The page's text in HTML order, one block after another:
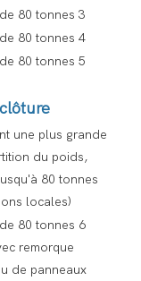
une plus grande
du poids,
80 tonnes
locales)
remorque
de panneaux